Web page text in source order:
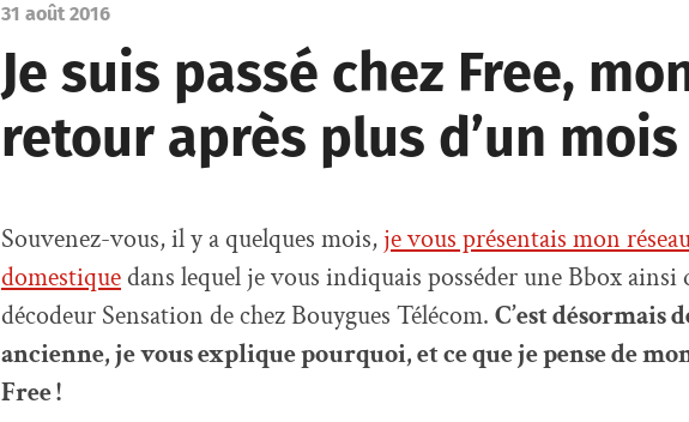
31 août 2016
Je suis passé chez Free,
retour après plus d’un mois
Souvenez-vous, il y a quelques mois, je vous présentais mon
domestiquedans lequel je vous indiquais posséder une Bbox ainsi
décodeur Sensation de chez Bouygues Télécom. C’est désormais
ancienne, je vous explique pourquoi, et ce que je pense de
Free !